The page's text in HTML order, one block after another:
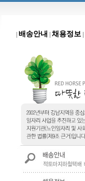
배송안내 채용정보